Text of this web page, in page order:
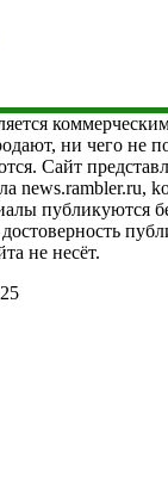
ни чего не
Сайт
news.rambler.ru,
публикуются
достоверность
не несёт.